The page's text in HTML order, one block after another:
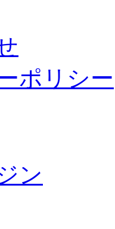
ポリシー
ン